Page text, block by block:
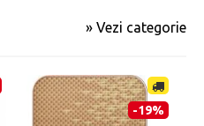
» Vezi categorie
-19%